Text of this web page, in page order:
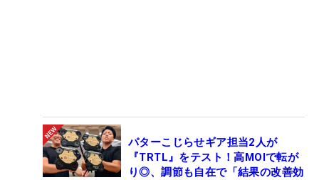
パターこじらせギア担当2人が
『TRTL』をテスト！高MOIで転が
り◎、調節も自在で「結果の改善効